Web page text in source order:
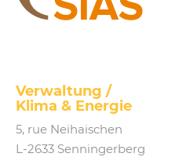
Verwaltung /
Klima & Energie
5, rue Neihaischen
L‑2633 Senningerberg